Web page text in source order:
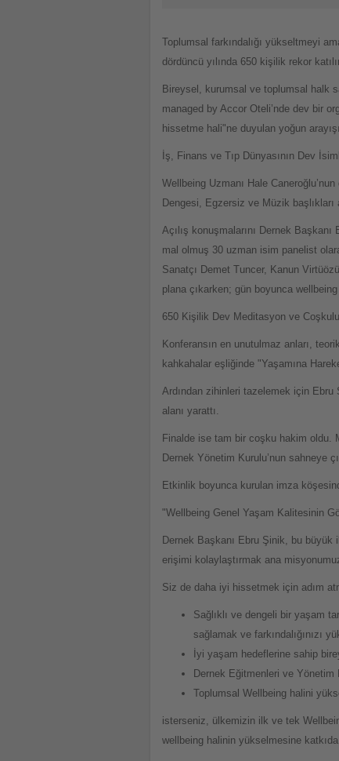
Toplumsal farkındalığı yükseltmeyi
dördüncü yılında 650 kişilik rekor
Bireysel, kurumsal ve toplumsal halk
managed by Accor Oteli’nde dev bir
hissetme hali"ne duyulan yoğun
İş, Finans ve Tıp Dünyasının Dev
Wellbeing Uzmanı Hale
Dengesi, Egzersiz ve Müzik başlıkları
Açılış konuşmalarını Dernek
mal olmuş 30 uzman isim panelist
Sanatçı Demet Tuncer, Kanun
plana çıkarken; gün boyunca
650 Kişilik Dev Meditasyon ve
Konferansın en unutulmaz anları,
kahkahalar eşliğinde "Yaşamına
Ardından zihinleri tazelemek için
alanı yarattı.
Finalde ise tam bir coşku hakim oldu.
Dernek Yönetim Kurulu’nun sahneye
Etkinlik boyunca kurulan imza
"Wellbeing Genel Yaşam Kalitesinin
Dernek Başkanı Ebru Şinik, bu
erişimi kolaylaştırmak ana
Siz de daha iyi hissetmek için adım
Sağlıklı ve dengeli bir yaşam
sağlamak ve farkındalığınızı
İyi yaşam hedeflerine sahip
Dernek Eğitmenleri ve Yönetim
Toplumsal Wellbeing halini
isterseniz, ülkemizin ilk ve tek
wellbeing halinin yükselmesine